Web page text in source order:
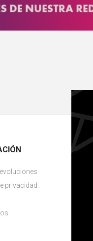
privacidad.